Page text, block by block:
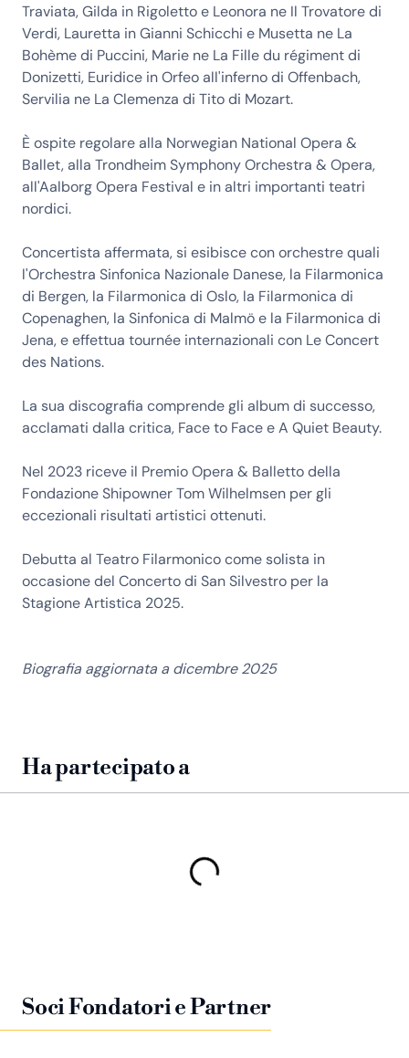
Traviata, Gilda in Rigoletto e Leonora ne Il Trovatore di
Verdi, Lauretta in Gianni Schicchi e Musetta ne La
Bohème di Puccini, Marie ne La Fille du régiment di
Donizetti, Euridice in Orfeo all'inferno di Offenbach,
Servilia ne La Clemenza di Tito di Mozart.
È ospite regolare alla Norwegian National Opera &
Ballet, alla Trondheim Symphony Orchestra & Opera,
all'Aalborg Opera Festival e in altri importanti teatri
nordici.
Concertista affermata, si esibisce con orchestre quali
l'Orchestra Sinfonica Nazionale Danese, la Filarmonica
di Bergen, la Filarmonica di Oslo, la Filarmonica di
Copenaghen, la Sinfonica di Malmö e la Filarmonica di
Jena, e effettua tournée internazionali con Le Concert
des Nations.
La sua discografia comprende gli album di successo,
acclamati dalla critica, Face to Face e A Quiet Beauty.
Nel 2023 riceve il Premio Opera & Balletto della
Fondazione Shipowner Tom Wilhelmsen per gli
eccezionali risultati artistici ottenuti.
Debutta al Teatro Filarmonico come solista in
occasione del Concerto di San Silvestro per la
Stagione Artistica 2025.
Biografia aggiornata a dicembre 2025
Ha partecipato a
Soci Fondatori e Partner